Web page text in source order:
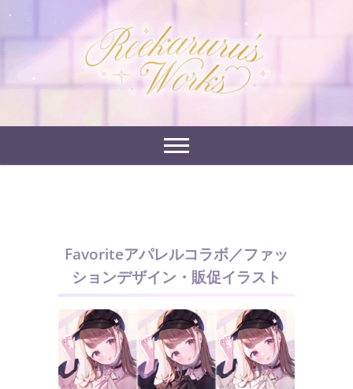
れーかるる's
works
れーかるるの運営するイラストポートフォリオサイ
トです。
Favoriteアパレルコラボ／ファッ
ションデザイン・販促イラスト